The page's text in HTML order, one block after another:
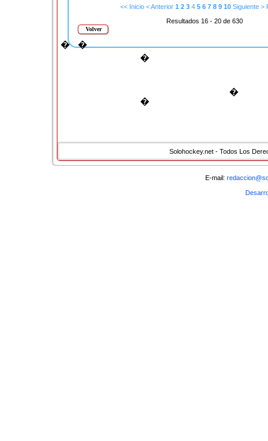
<< Inicio < Anterior 1 2 3 4 5 6 7 8 9 10 Siguiente >
Resultados 16 - 20 de 630
Volver
�
�
�
�
�
Solohockey.net - Todos Los
E-mail: